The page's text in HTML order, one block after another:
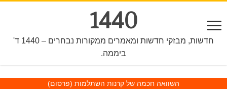
1440
חדשות, מבזקי חדשות ומאמרים ממקורות נבחרים – 1440 ד'
ביממה.
השוואה חכמה של קרנות השתלמות (פרסום)